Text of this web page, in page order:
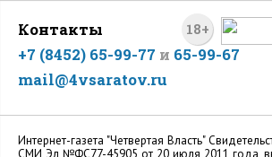
18+
Контакты
+7 (8452) 65-99-77 и 65-99-67
mail@4vsaratov.ru
Интернет-газета "Четвертая Власть"
СМИ Эл №ФС77-45905 от 20 июля 2011 года,